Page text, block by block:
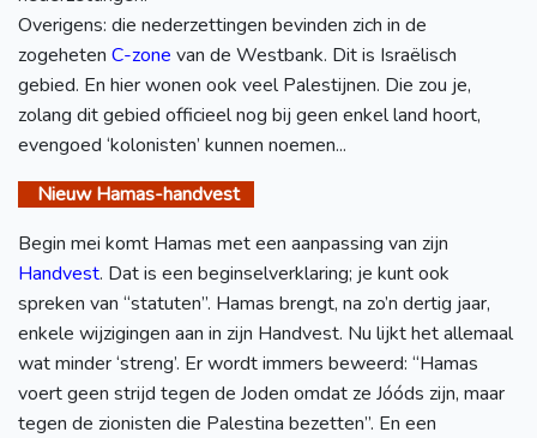
Overigens: die nederzettingen bevinden zich in de
zogeheten C-zone van de Westbank. Dit is Israëlisch
gebied. En hier wonen ook veel Palestijnen. Die zou je,
zolang dit gebied officieel nog bij geen enkel land hoort,
evengoed ‘kolonisten’ kunnen noemen...
Nieuw Hamas-handvest
Begin mei komt Hamas met een aanpassing van zijn
Handvest. Dat is een beginselverklaring; je kunt ook
spreken van “statuten”. Hamas brengt, na zo’n dertig jaar,
enkele wijzigingen aan in zijn Handvest. Nu lijkt het allemaal
wat minder ‘streng’. Er wordt immers beweerd: “Hamas
voert geen strijd tegen de Joden omdat ze Jóóds zijn, maar
tegen de zionisten die Palestina bezetten”. En een